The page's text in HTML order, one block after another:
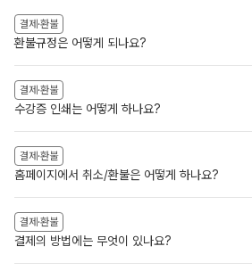
결제·환불
환불규정은 어떻게 되나요?
결제·환불
수강증 인쇄는 어떻게 하나요?
결제·환불
홈페이지에서 취소/환불은 어떻게 하나요?
결제·환불
결제의 방법에는 무엇이 있나요?